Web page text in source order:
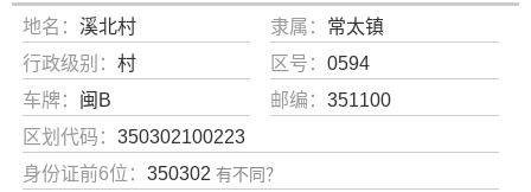
地名： 溪北村 隶属： 常太镇
行政级别： 村 区号：0594
车牌： 闽B 邮编：351100
区划代码： 350302100223
身份证前6位： 350302 有不同？